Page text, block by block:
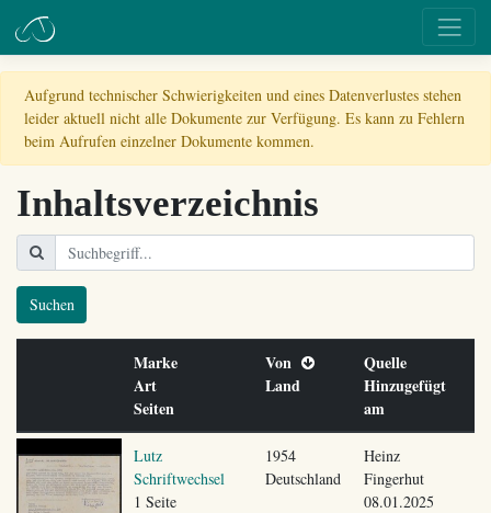
Aufgrund technischer Schwierigkeiten und eines Datenverlustes stehen
leider aktuell nicht alle Dokumente zur Verfügung. Es kann zu Fehlern
beim Aufrufen einzelner Dokumente kommen.
Inhaltsverzeichnis
Suchen
Marke
Art
Seiten
Von
Land
Quelle
Hinzugefügt
am
Lutz
Schriftwechsel
1 Seite
1954
Deutschland
Heinz
Fingerhut
08.01.2025